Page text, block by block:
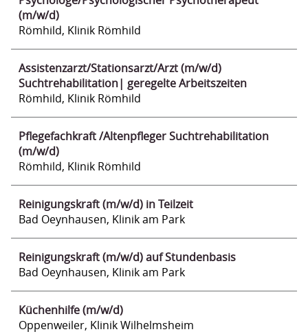
(m/w/d)
Römhild, Klinik Römhild
Assistenzarzt/Stationsarzt/Arzt (m/w/d)
Suchtrehabilitation| geregelte Arbeitszeiten
Römhild, Klinik Römhild
Pflegefachkraft /Altenpfleger Suchtrehabilitation
(m/w/d)
Römhild, Klinik Römhild
Reinigungskraft (m/w/d) in Teilzeit
Bad Oeynhausen, Klinik am Park
Reinigungskraft (m/w/d) auf Stundenbasis
Bad Oeynhausen, Klinik am Park
Küchenhilfe (m/w/d)
Oppenweiler, Klinik Wilhelmsheim